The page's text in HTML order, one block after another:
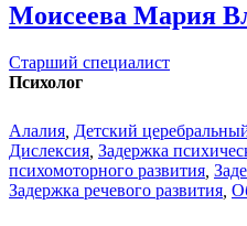
Моисеева Мария
Старший специалист
Психолог
Алалия Детский
Дислексия Задержка
психомоторного развития
Задержка речевого развития